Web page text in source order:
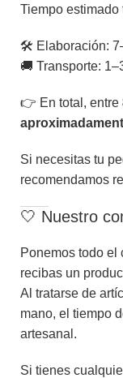
Tiempo estimado
🛠️ Elaboración:
🚚 Transporte:
👉 En total, entre
Si necesitas tu
recomendamos
🤍 Nuestro
Ponemos todo el
recibas un
Al tratarse de
mano, el tiempo
artesanal.
Si tienes